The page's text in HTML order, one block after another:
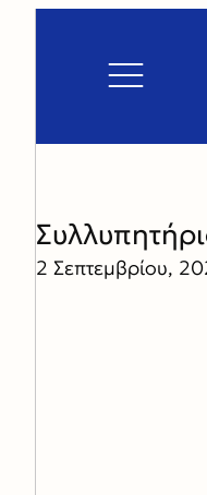
2 Σεπτεμβρίου,